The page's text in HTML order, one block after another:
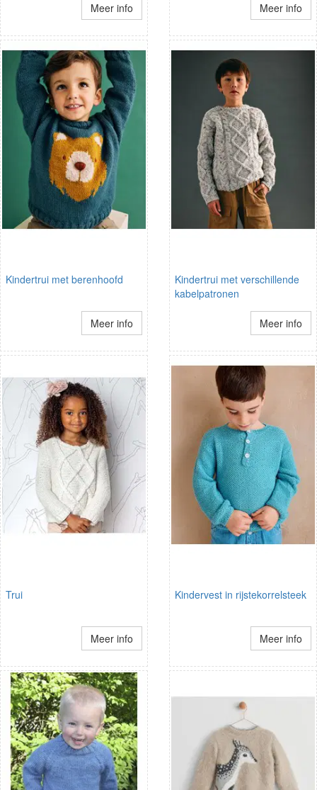
Meer info Meer info
Kindertrui met berenhoofd
Meer info
Kindertrui met verschillende
kabelpatronen
Meer info
Trui
Meer info
Kindervest in rijstekorrelsteek
Meer info